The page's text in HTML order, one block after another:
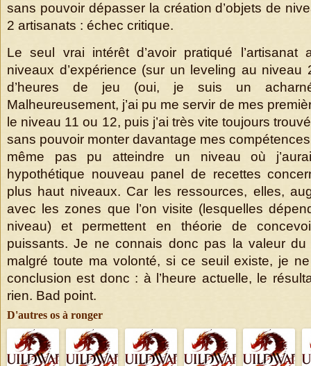
sans pouvoir dépasser la création d’objets de
2 artisanats : échec critique.
Le seul vrai intérêt d’avoir pratiqué
niveaux d’expérience (sur un leveling au niveau
d’heures de jeu (oui, je suis un
Malheureusement, j’ai pu me servir de mes
le niveau 11 ou 12, puis j’ai très vite toujours
sans pouvoir monter davantage mes compétences
même pas pu atteindre un niveau où
hypothétique nouveau panel de recettes
plus haut niveaux. Car les ressources, elles,
avec les zones que l’on visite (lesquelles
niveau) et permettent en théorie de
puissants. Je ne connais donc pas la valeur
malgré toute ma volonté, si ce seuil existe, je
conclusion est donc : à l’heure actuelle, le
rien. Bad point.
D'autres os à ronger